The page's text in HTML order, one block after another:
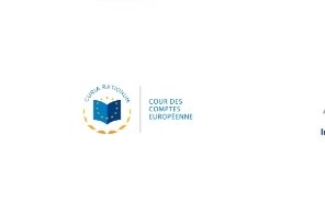
Juan Manuel Fabra Vallés